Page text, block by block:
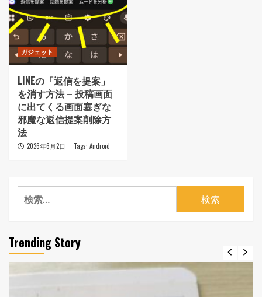
ガジェット
LINEの「返信を提案」
を消す方法 – 投稿画面
に出てくる画面塞ぎな
邪魔な返信提案削除方
法
2026年6月2日 Tags: Android
検
索:
Trending Story